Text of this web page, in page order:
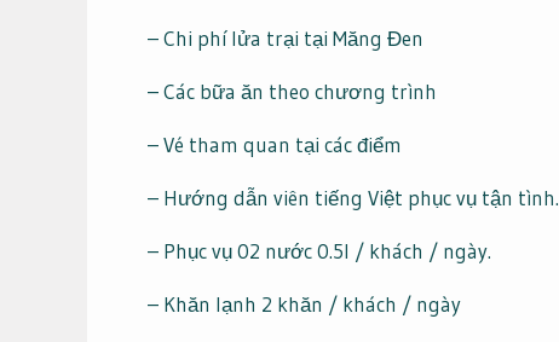
– Chi phí lửa trại tại Măng Đen
– Các bữa ăn theo chương trình
– Vé tham quan tại các điểm
– Hướng dẫn viên tiếng Việt phục vụ tận tình.
– Phục vụ 02 nước 0.5l / khách / ngày.
– Khăn lạnh 2 khăn / khách / ngày